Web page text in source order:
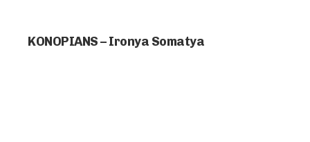
KONOPIANS – Ironya Somatya